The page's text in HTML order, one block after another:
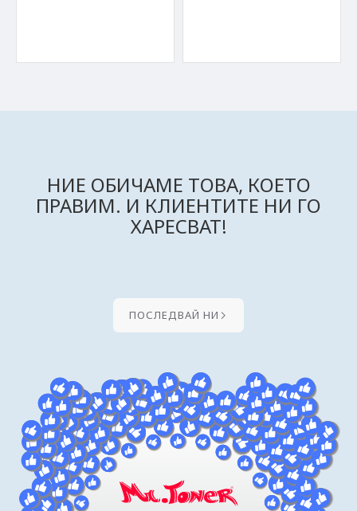
НИЕ ОБИЧАМЕ ТОВА, КОЕТО
ПРАВИМ. И КЛИЕНТИТЕ НИ ГО
ХАРЕСВАТ!
ПОСЛЕДВАЙ НИ